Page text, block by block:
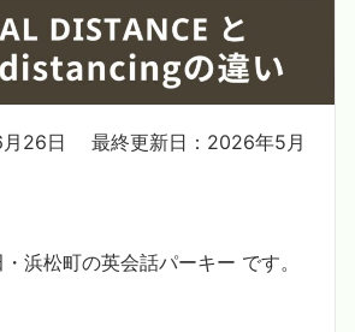
26日
最終更新日：2026年5月
浜松町の英会話パーキー です。